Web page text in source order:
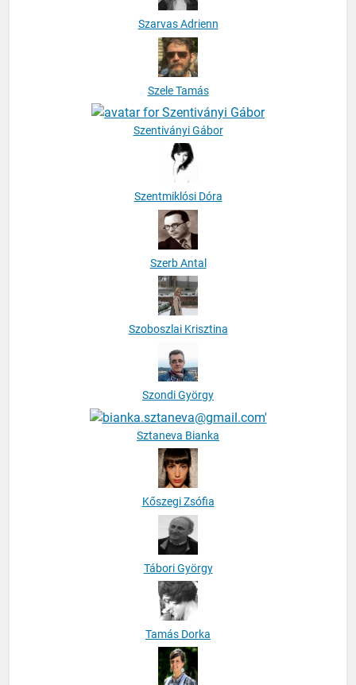
Szarvas Adrienn
Szele Tamás
Szentiványi Gábor
Szentmiklósi Dóra
Szerb Antal
Szoboszlai Krisztina
Szondi György
Sztaneva Bianka
Kőszegi Zsófia
Tábori György
Tamás Dorka